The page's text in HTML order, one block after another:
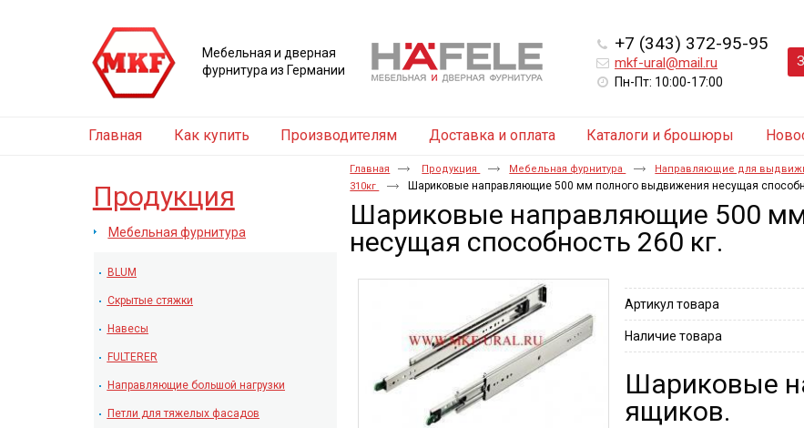
+7 (343) 372-95-95
mkf-ural@mail.ru
Пн-Пт: 10:00-17:00
Мебельная и дверная
фурнитура из Германии
Главная Как купить Производителям Доставка и оплата Каталоги и брошюры
Продукция
Мебельная фурнитура
BLUM
Скрытые стяжки
Навесы
FULTERER
Направляющие большой нагрузки
Петли для тяжелых фасадов
Главная Продукция Мебельная фурнитура Направляющие для
310кг
Шариковые направляющие 500 мм полного выдвижения несущая
Шариковые направляющие 500
несущая способность 260 кг.
Артикул товара
Наличие товара
Шариковые
ящиков.